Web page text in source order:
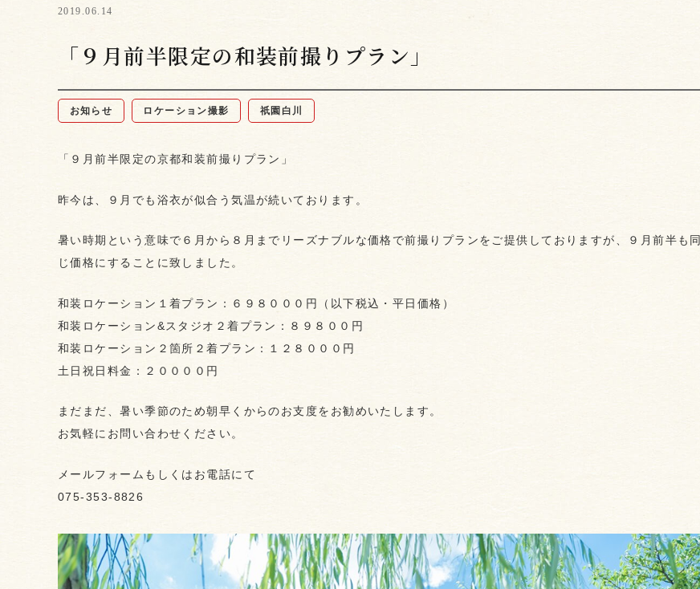
2019.06.14
「９月前半限定の和装前撮りプラン」
お知らせ ロケーション撮影 祇園白川
「９月前半限定の京都和装前撮りプラン」
昨今は、９月でも浴衣が似合う気温が続いております。
暑い時期という意味で６月から８月までリーズナブルな価格で前撮りプランをご提供しておりますが、９月前半も同
じ価格にすることに致しました。
和装ロケーション１着プラン：６９８０００円（以下税込・平日価格）
和装ロケーション&スタジオ２着プラン：８９８００円
和装ロケーション２箇所２着プラン：１２８０００円
土日祝日料金：２００００円
まだまだ、暑い季節のため朝早くからのお支度をお勧めいたします。
お気軽にお問い合わせください。
メールフォームもしくはお電話にて
075-353-8826